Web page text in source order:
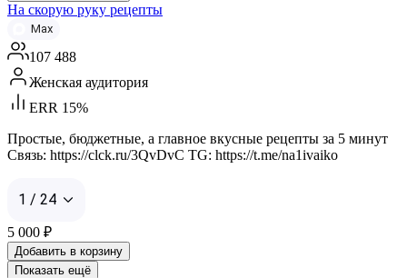
На скорую руку рецепты
Max
107 488
Женская аудитория
ERR 15%
Простые, бюджетные, а главное вкусные рецепты за 5 минут
Связь: https://clck.ru/3QvDvC TG: https://t.me/na1ivaiko
1 / 24
5 000 ₽
Добавить в корзину
Показать ещё